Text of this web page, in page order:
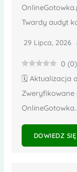
Twardy audyt
29 Lipca, 2026
0 (0)
🗓️ Aktualizacja
Zweryfikowane
DOWIEDZ